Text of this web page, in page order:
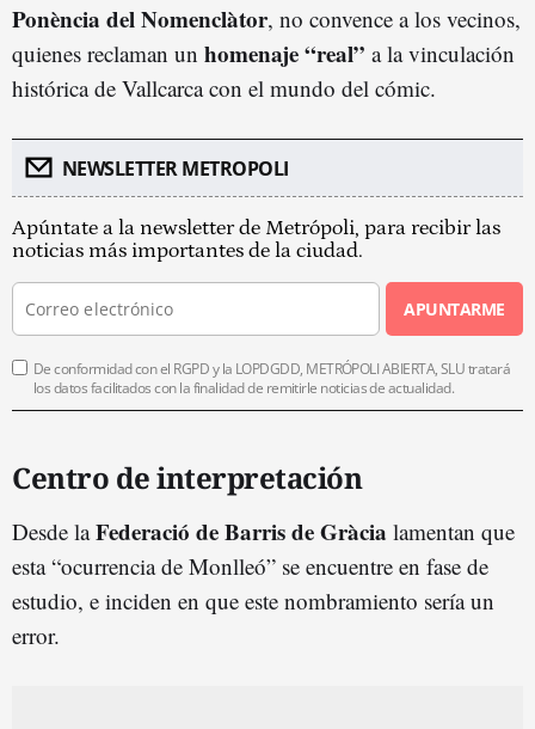
Ponència del Nomenclàtor, no convence a los vecinos,
quienes reclaman un homenaje “real” a la vinculación
histórica de Vallcarca con el mundo del cómic.
NEWSLETTER METROPOLI
Apúntate a la newsletter de Metrópoli, para recibir las
noticias más importantes de la ciudad.
APUNTARME
De conformidad con el RGPD y la LOPDGDD, METRÓPOLI ABIERTA, SLU tratará
los datos facilitados con la finalidad de remitirle noticias de actualidad.
Centro de interpretación
Desde laFederació de Barris de Gràcia lamentan que
esta “ocurrencia de Monlleó” se encuentre en fase de
estudio, e inciden en que este nombramiento sería un
error.